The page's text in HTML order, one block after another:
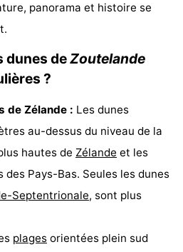
panorama et histoire se
dunes deZoutelande
?
de Zélande : Les dunes
au-dessus du niveau de la
hautes de Zélande et les
des Pays-Bas. Seules les dunes
Septentrionale, sont plus
plages orientées plein sud